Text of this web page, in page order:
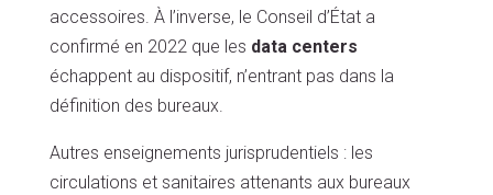
accessoires. À l’inverse, le Conseil d’État a
confirmé en 2022 que les data centers
échappent au dispositif, n’entrant pas dans la
définition des bureaux.
Autres enseignements jurisprudentiels : les
circulations et sanitaires attenants aux bureaux